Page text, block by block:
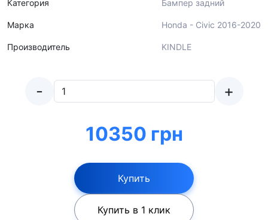
Категория
Марка
Производитель
Бампер задний
Honda - Civic 2016-2020
KINDLE
- +
10350 грн
Купить
Купить в 1 клик